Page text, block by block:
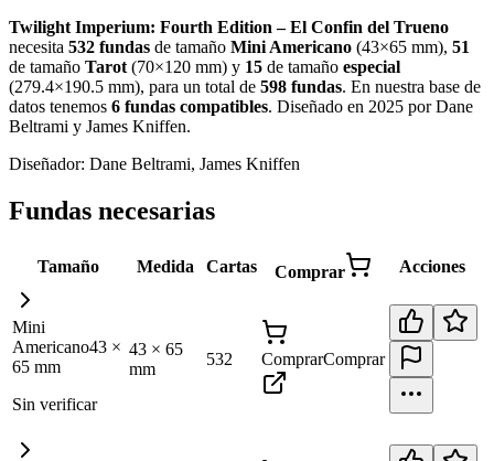
Twilight Imperium: Fourth Edition – El Confin del Trueno
necesita 532 fundas de tamaño Mini Americano (43×65 mm), 51
de tamaño Tarot (70×120 mm) y 15 de tamaño especial
(279.4×190.5 mm), para un total de 598 fundas. En nuestra base de
datos tenemos 6 fundas compatibles. Diseñado en 2025 por Dane
Beltrami y James Kniffen.
Diseñador: Dane Beltrami, James Kniffen
Fundas necesarias
Tamaño Medida Cartas Comprar Acciones
Mini
Americano43 ×
65 mm
Sin verificar
43 × 65
mm
532 ComprarComprar